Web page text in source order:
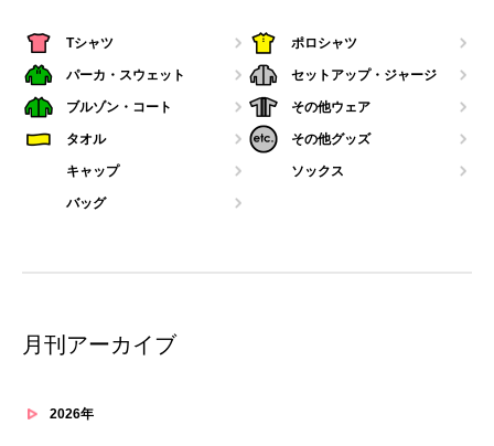
Tシャツ ポロシャツ
パーカ・スウェット セットアップ・ジャージ
ブルゾン・コート その他ウェア
タオル その他グッズ
キャップ ソックス
バッグ
月刊アーカイブ
2026年